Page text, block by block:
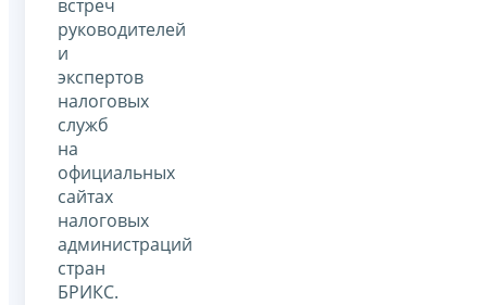
встреч
руководителей
и
экспертов
налоговых
служб
на
официальных
сайтах
налоговых
администраций
стран
БРИКС.